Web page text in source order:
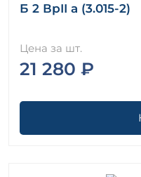
Б 2 ВрII а (3.015-2)
Цена за шт.
21 280 ₽